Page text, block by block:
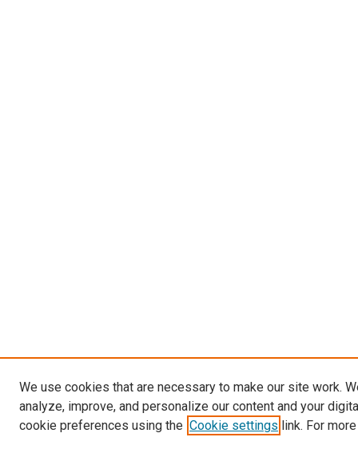
We use cookies that are necessary to make our site work.
analyze, improve, and personalize our content and your
cookie preferences using the Cookie settings link. For